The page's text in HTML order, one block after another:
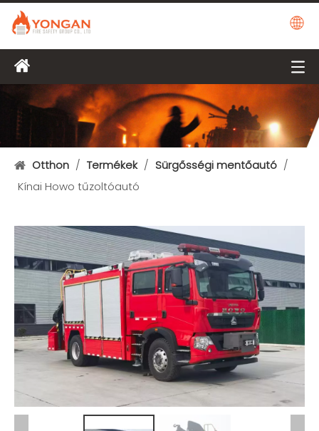
Otthon / Termékek / Sürgősségi mentőautó /
Kínai Howo tűzoltóautó